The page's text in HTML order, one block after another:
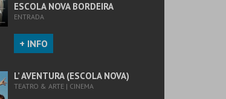
ESCOLA NOVA BORDEIRA
ENTRADA
+ INFO
L’ AVENTURA (ESCOLA NOVA)
TEATRO & ARTE | CINEMA